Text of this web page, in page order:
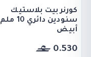
كورنر بيت بلاستيك
سنودين دائري 10 ملم
أبيض
0.530